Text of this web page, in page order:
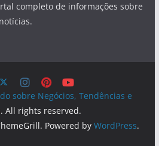
completo de informações sobre
sobre Negócios, Tendências e
. All rights reserved.
Powered by WordPress.